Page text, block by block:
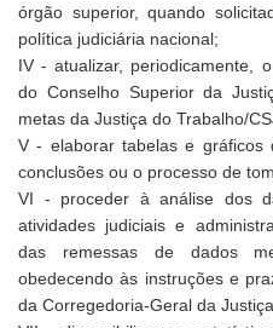
órgão superior, quando
política judiciária nacional;
IV - atualizar, periodicamente,
do Conselho Superior da
metas da Justiça do Trabalho/
V - elaborar tabelas e gráficos
conclusões ou o processo de
VI - proceder à análise dos
atividades judiciais e
das remessas de dados
obedecendo às instruções e
da Corregedoria-Geral da